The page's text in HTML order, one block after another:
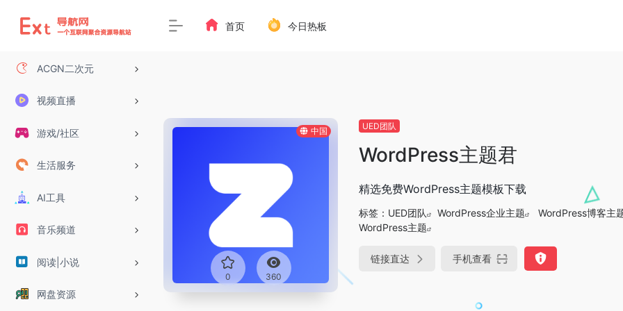
ACGN二次元
视频直播
游戏/社区
生活服务
AI工具
音乐频道
阅读|小说
网盘资源
首页 今日热板
中国
0 360
UED团队
WordPress主题君
精选免费WordPress主题模板下载
标签： UED团队 WordPress企业主题
WordPress博客主
WordPress主题
链接直达 手机查看